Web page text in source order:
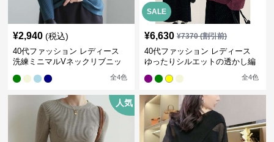
¥2,940 (税込)
40代ファッション レディース
洗練ミニマルVネックリブニッ
全4色
SALE
¥6,630 ¥7370(割引前)
40代ファッション レディース
ゆったりシルエットの透かし編
全4色
人気